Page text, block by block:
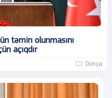
təmin olunmasını
açıqdır
Dünya